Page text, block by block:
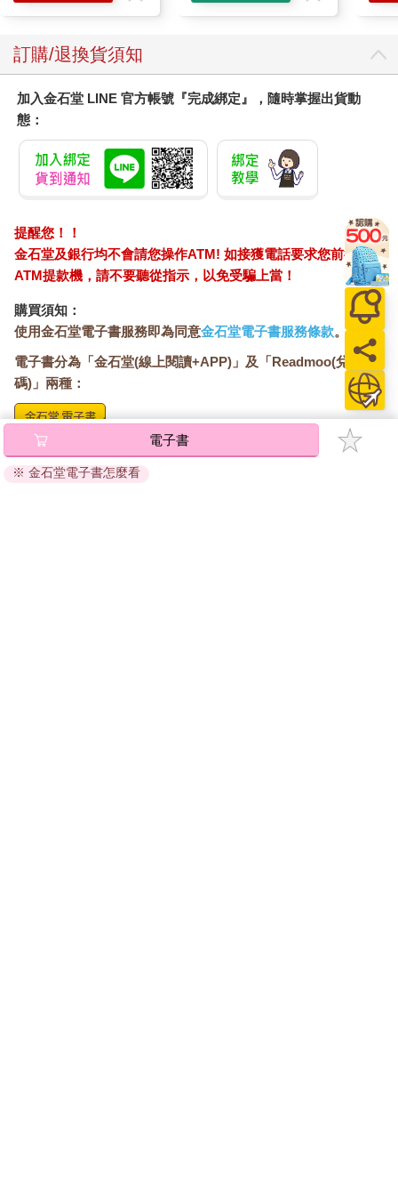
訂購/退換貨須知
加入金石堂 LINE 官方帳號『完成綁定』，隨時掌握出貨動
態：
提醒您！！
金石堂及銀行均不會請您操作ATM! 如接獲電話要求您前往
ATM提款機，請不要聽從指示，以免受騙上當！
購買須知：
使用金石堂電子書服務即為同意金石堂電子書服務條款。
電子書分為「金石堂(線上閱讀+APP)」及「Readmoo(兌換
碼)」兩種：
將儲存於會員中心→電子書服務「我的e書櫃」，點選線上
閱讀直接開啟閱讀。
電子書
※ 金石堂電子書怎麼看